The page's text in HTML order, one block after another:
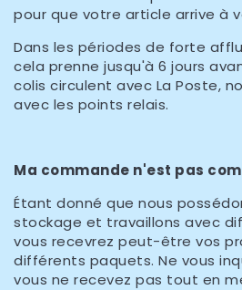
pour que votre article arrive à
Dans les périodes de forte
cela prenne jusqu'à 6 jours
colis circulent avec La Poste,
avec les points relais.
Ma commande n'est pas
Étant donné que nous
stockage et travaillons avec
vous recevrez peut-être vos
différents paquets. Ne vous
vous ne recevez pas tout en